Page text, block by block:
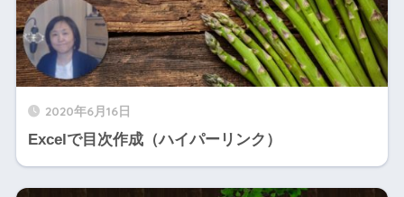
2020年6月16日
Excelで目次作成（ハイパーリンク）